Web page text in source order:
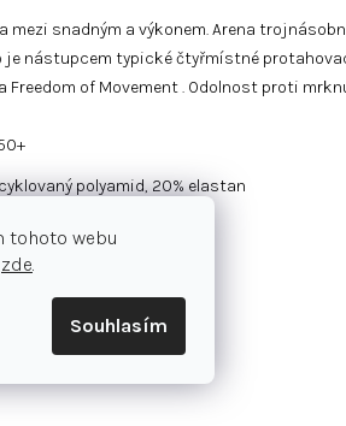
tohoto webu
zde
Souhlasím
mezi snadným a výkonem. Arena
je nástupcem typické čtyřmístné
of Movement. Odolnost proti
polyamid, 20% elastan